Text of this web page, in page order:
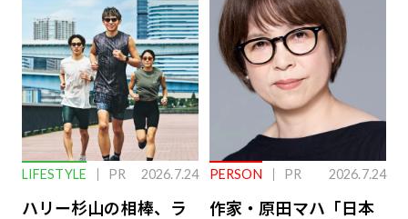
ーケアとは
LIFESTYLE PR 2026.7.24
ハリー杉山の相棒、ラ
PERSON PR 2026.7.24
作家・原田マハ「日本